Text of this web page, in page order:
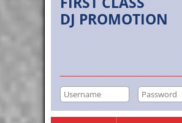
DJ PROMOTION